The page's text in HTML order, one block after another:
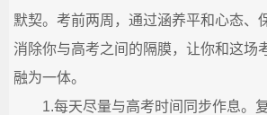
默契。考前两周，通过涵养平和心态、
消除你与高考之间的隔膜，让你和这场
融为一体。
1.每天尽量与高考时间同步作息。